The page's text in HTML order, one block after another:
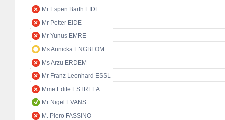
Mr Espen Barth EIDE
Mr Petter EIDE
Mr Yunus EMRE
Ms Annicka ENGBLOM
Ms Arzu ERDEM
Mr Franz Leonhard ESSL
Mme Edite ESTRELA
Mr Nigel EVANS
M. Piero FASSINO